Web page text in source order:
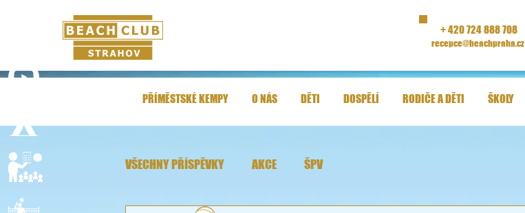
+ 420 724 888 708
recepce@beachpraha.cz
PŘÍMĚSTSKÉ KEMPY O NÁS DĚTI DOSPĚLÍ RODIČE A DĚTI ŠKOLY
VŠECHNY PŘÍSPĚVKY AKCE ŠPV